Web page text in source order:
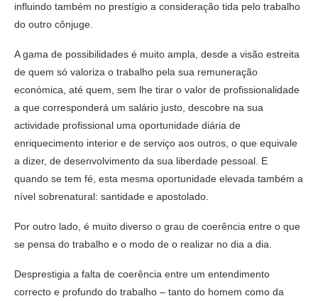
influindo também no prestígio a consideração tida pelo trabalho
do outro cônjuge.
A gama de possibilidades é muito ampla, desde a visão estreita
de quem só valoriza o trabalho pela sua remuneração
económica, até quem, sem lhe tirar o valor de profissionalidade
a que corresponderá um salário justo, descobre na sua
actividade profissional uma oportunidade diária de
enriquecimento interior e de serviço aos outros, o que equivale
a dizer, de desenvolvimento da sua liberdade pessoal. E
quando se tem fé, esta mesma oportunidade elevada também a
nível sobrenatural: santidade e apostolado.
Por outro lado, é muito diverso o grau de coerência entre o que
se pensa do trabalho e o modo de o realizar no dia a dia.
Desprestigia a falta de coerência entre um entendimento
correcto e profundo do trabalho – tanto do homem como da